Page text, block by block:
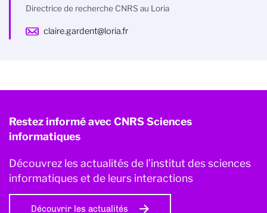
Directrice de recherche CNRS au Loria
claire.gardent@loria.fr
Restez informé avec CNRS Sciences
informatiques
Découvrez les actualités de l’institut des sciences
informatiques et de leurs interactions
Découvrir les actualités